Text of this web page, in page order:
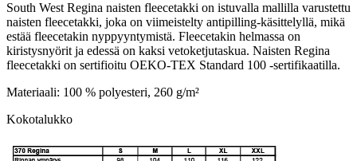
South West Regina naisten fleecetakki on istuvalla mallilla varustettu
naisten fleecetakki, joka on viimeistelty antipilling-käsittelyllä, mikä
estää fleecetakin nyppyyntymistä. Fleecetakin helmassa on
kiristysnyörit ja edessä on kaksi vetoketjutaskua. Naisten Regina
fleecetakki on sertifioitu OEKO-TEX Standard 100 -sertifikaatilla.
Materiaali: 100 % polyesteri, 260 g/m²
Kokotalukko